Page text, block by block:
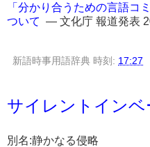
「分かり合うための言語コ
ついて ― 文化庁 報道発表
新語時事用語辞典 時刻: 17:27
サイレントインベ
別名:静かなる侵略